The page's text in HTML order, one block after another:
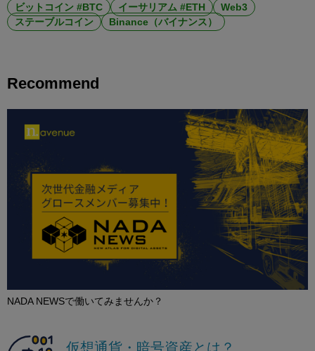
ビットコイン #BTC イーサリアム #ETH
Web3
ステーブルコイン
Binance（バイナンス）
Recommend
NADA NEWSで働いてみませんか？